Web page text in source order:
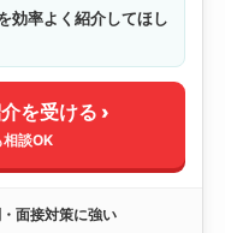
効率よく紹介してほし
を受ける ›
談OK
面接対策に強い